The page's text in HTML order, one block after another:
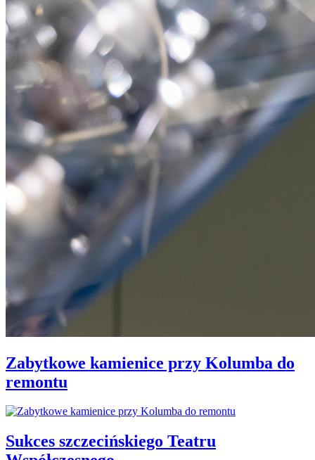
Zabytkowe kamienice przy Kolumba do
remontu
Sukces szczecińskiego Teatru